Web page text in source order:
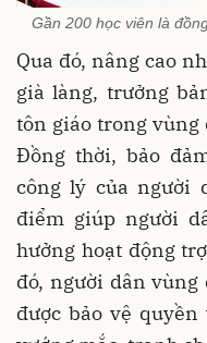
Gần 200 học viên là
Qua đó, nâng cao
già làng, trưởng
tôn giáo trong vùng
Đồng thời, bảo
công lý của người
điểm giúp người
hưởng hoạt động
đó, người dân
được bảo vệ